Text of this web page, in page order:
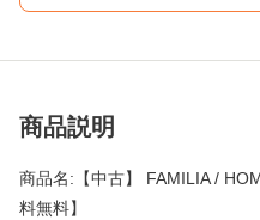
商品説明
商品名:【中古】 FAMILIA /
料無料】